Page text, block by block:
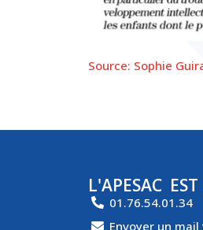
Source: Sophie
L'APESAC
01.76.54.01.34
Envoyer un